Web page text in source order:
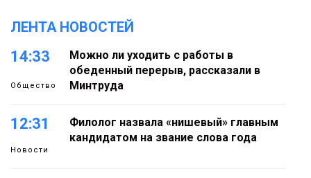
ЛЕНТА НОВОСТЕЙ
14:33
Общество
Можно ли уходить с работы в
обеденный перерыв, рассказали в
Минтруда
12:31
Новости
Филолог назвала «нишевый» главным
кандидатом на звание слова года